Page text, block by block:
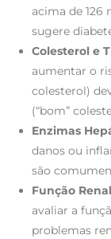
acima de
sugere
Colesterol e
aumentar o
colesterol)
(“bom”
Enzimas
danos ou
são
Função Renal
avaliar a
problemas